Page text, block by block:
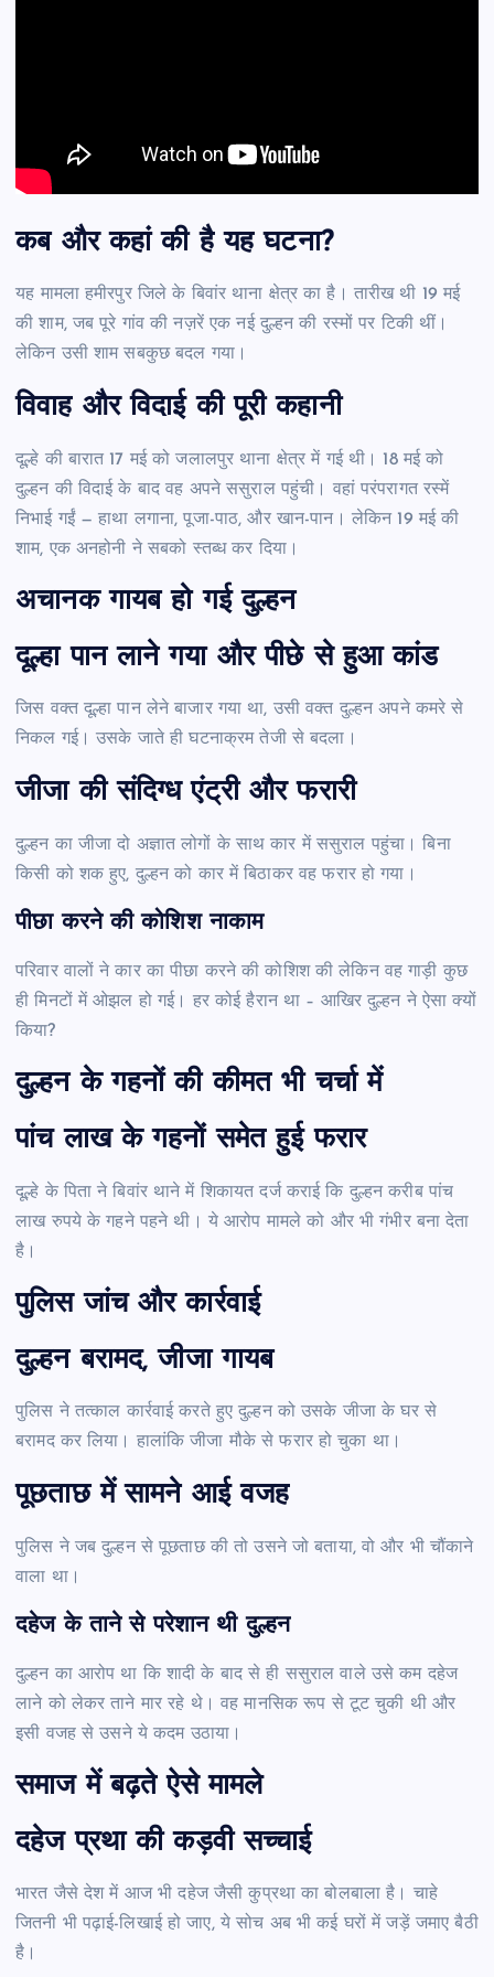
कब और कहां की है यह घटना?
यह मामला हमीरपुर जिले के बिवांर थाना क्षेत्र का है। तारीख थी 19 मई
की शाम, जब पूरे गांव की नज़रें एक नई दुल्हन की रस्मों पर टिकी थीं।
लेकिन उसी शाम सबकुछ बदल गया।
विवाह और विदाई की पूरी कहानी
दूल्हे की बारात 17 मई को जलालपुर थाना क्षेत्र में गई थी। 18 मई को
दुल्हन की विदाई के बाद वह अपने ससुराल पहुंची। वहां परंपरागत रस्में
निभाई गईं — हाथा लगाना, पूजा-पाठ, और खान-पान। लेकिन 19 मई की
शाम, एक अनहोनी ने सबको स्तब्ध कर दिया।
अचानक गायब हो गई दुल्हन
दूल्हा पान लाने गया और पीछे से हुआ कांड
जिस वक्त दूल्हा पान लेने बाजार गया था, उसी वक्त दुल्हन अपने कमरे से
निकल गई। उसके जाते ही घटनाक्रम तेजी से बदला।
जीजा की संदिग्ध एंट्री और फरारी
दुल्हन का जीजा दो अज्ञात लोगों के साथ कार में ससुराल पहुंचा। बिना
किसी को शक हुए, दुल्हन को कार में बिठाकर वह फरार हो गया।
पीछा करने की कोशिश नाकाम
परिवार वालों ने कार का पीछा करने की कोशिश की लेकिन वह गाड़ी कुछ
ही मिनटों में ओझल हो गई। हर कोई हैरान था – आखिर दुल्हन ने ऐसा क्यों
किया?
दुल्हन के गहनों की कीमत भी चर्चा में
पांच लाख के गहनों समेत हुई फरार
दूल्हे के पिता ने बिवांर थाने में शिकायत दर्ज कराई कि दुल्हन करीब पांच
लाख रुपये के गहने पहने थी। ये आरोप मामले को और भी गंभीर बना देता
है।
पुलिस जांच और कार्रवाई
दुल्हन बरामद, जीजा गायब
पुलिस ने तत्काल कार्रवाई करते हुए दुल्हन को उसके जीजा के घर से
बरामद कर लिया। हालांकि जीजा मौके से फरार हो चुका था।
पूछताछ में सामने आई वजह
पुलिस ने जब दुल्हन से पूछताछ की तो उसने जो बताया, वो और भी चौंकाने
वाला था।
दहेज के ताने से परेशान थी दुल्हन
दुल्हन का आरोप था कि शादी के बाद से ही ससुराल वाले उसे कम दहेज
लाने को लेकर ताने मार रहे थे। वह मानसिक रूप से टूट चुकी थी और
इसी वजह से उसने ये कदम उठाया।
समाज में बढ़ते ऐसे मामले
दहेज प्रथा की कड़वी सच्चाई
भारत जैसे देश में आज भी दहेज जैसी कुप्रथा का बोलबाला है। चाहे
जितनी भी पढ़ाई-लिखाई हो जाए, ये सोच अब भी कई घरों में जड़ें जमाए बैठी
है।